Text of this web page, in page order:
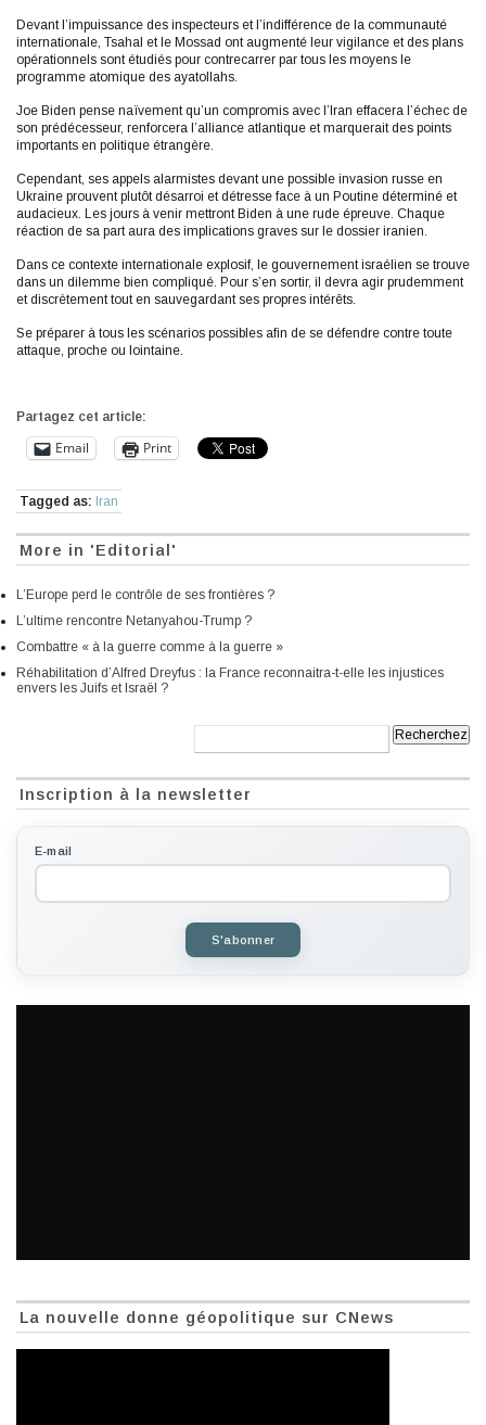
Devant l’impuissance des inspecteurs et l’indifférence de la communauté
internationale, Tsahal et le Mossad ont augmenté leur vigilance et des plans
opérationnels sont étudiés pour contrecarrer par tous les moyens le
programme atomique des ayatollahs.
Joe Biden pense naïvement qu’un compromis avec l’Iran effacera l’échec de
son prédécesseur, renforcera l’alliance atlantique et marquerait des points
importants en politique étrangère.
Cependant, ses appels alarmistes devant une possible invasion russe en
Ukraine prouvent plutôt désarroi et détresse face à un Poutine déterminé et
audacieux. Les jours à venir mettront Biden à une rude épreuve. Chaque
réaction de sa part aura des implications graves sur le dossier iranien.
Dans ce contexte internationale explosif, le gouvernement israélien se trouve
dans un dilemme bien compliqué. Pour s’en sortir, il devra agir prudemment
et discrètement tout en sauvegardant ses propres intérêts.
Se préparer à tous les scénarios possibles afin de se défendre contre toute
attaque, proche ou lointaine.
Partagez cet article:
Email Print
Tagged as: Iran
More in 'Editorial'
L’Europe perd le contrôle de ses frontières ?
L’ultime rencontre Netanyahou-Trump ?
Combattre « à la guerre comme à la guerre »
Réhabilitation d’Alfred Dreyfus : la France reconnaitra-t-elle les injustices
envers les Juifs et Israël ?
Recherche:
Inscription à la newsletter
E-mail
S'abonner
La nouvelle donne géopolitique sur CNews